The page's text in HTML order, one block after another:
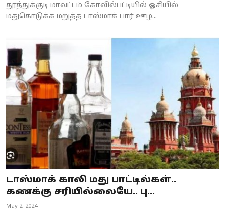
தூத்துக்குடி மாவட்டம் கோவில்பட்டியில் ஓசியில்
மதுகொடுக்க மறுத்த டாஸ்மாக் பார் ஊழ...
டாஸ்மாக் காலி மது பாட்டில்கள்..
கணக்கு சரியில்லையே.. பு...
May 2, 2024